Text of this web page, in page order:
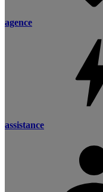
agence
assistance